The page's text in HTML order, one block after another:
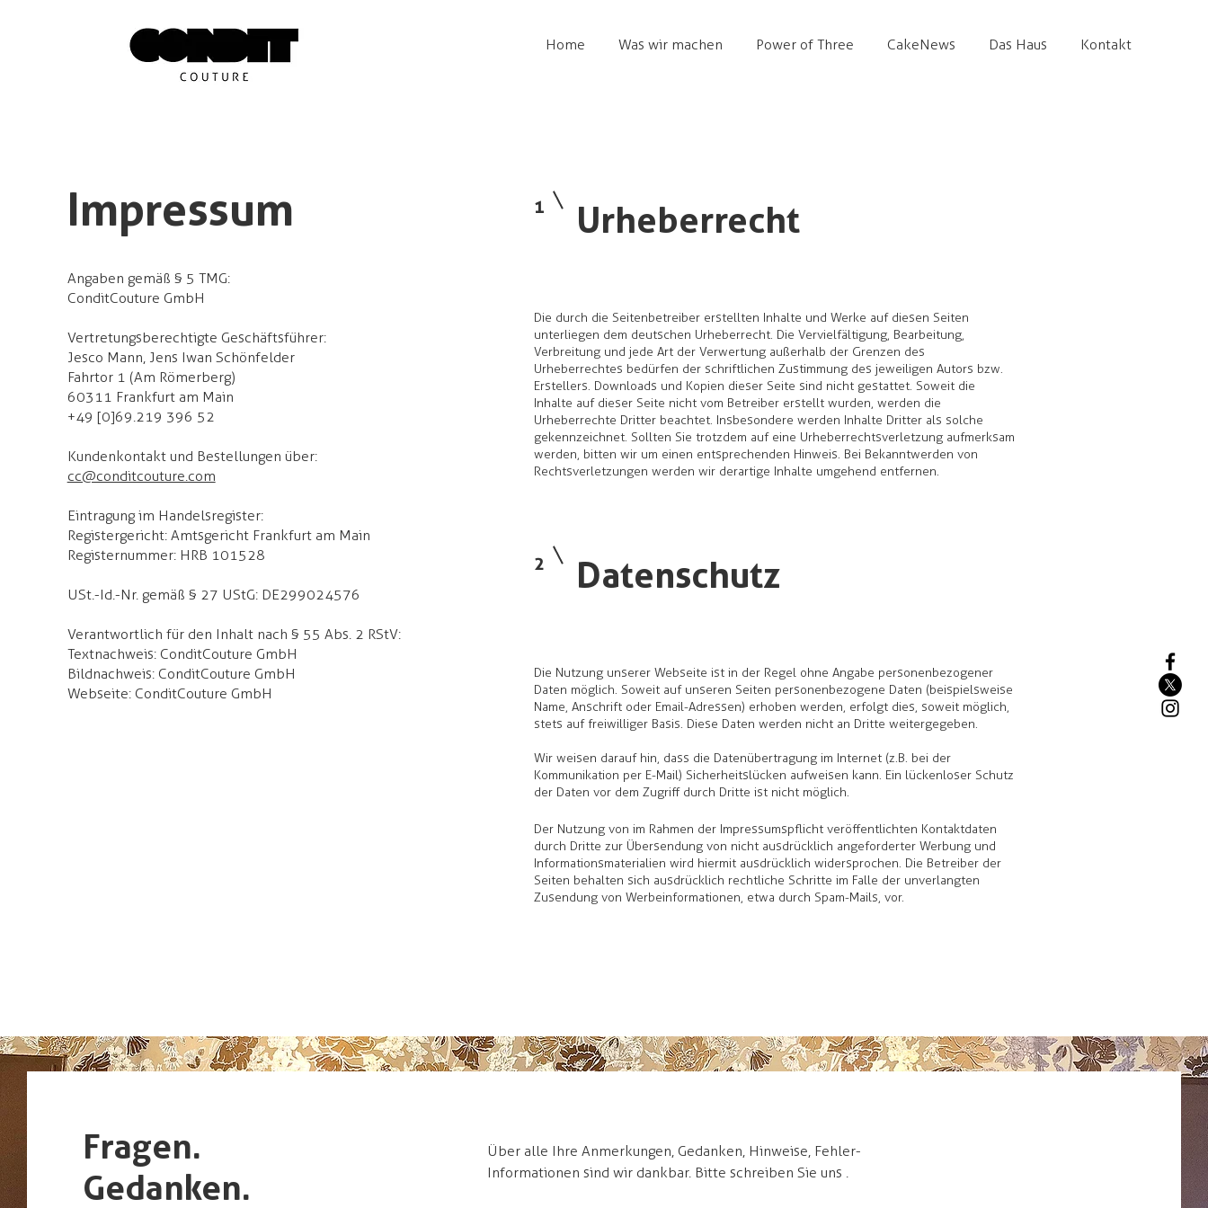
Home Was wir machen Power of Three CakeNews Das Haus Kontakt
Impressum
Angaben gemäß § 5 TMG:
ConditCouture GmbH
Vertretungsberechtigte Geschäftsführer:
Jesco Mann, Jens Iwan Schönfelder
Fahrtor 1 (Am Römerberg)
60311 Frankfurt am Main
+49 [0]69.219 396 52
Kundenkontakt und Bestellungen über:
cc@conditcouture.com
Eintragung im Handelsregister:
Registergericht: Amtsgericht Frankfurt am Main
Registernummer: HRB 101528
USt.-Id.-Nr. gemäß § 27 UStG: DE299024576
Verantwortlich für den Inhalt nach § 55 Abs. 2 RStV:
Textnachweis: ConditCouture GmbH
Bildnachweis: ConditCouture GmbH
Webseite: ConditCouture GmbH
1 Urheberrecht
Die durch die Seitenbetreiber erstellten Inhalte und Werke auf diesen Seiten
unterliegen dem deutschen Urheberrecht. Die Vervielfältigung, Bearbeitung,
Verbreitung und jede Art der Verwertung außerhalb der Grenzen des
Urheberrechtes bedürfen der schriftlichen Zustimmung des jeweiligen Autors bzw.
Erstellers. Downloads und Kopien dieser Seite sind nicht gestattet. Soweit die
Inhalte auf dieser Seite nicht vom Betreiber erstellt wurden, werden die
Urheberrechte Dritter beachtet. Insbesondere werden Inhalte Dritter als solche
gekennzeichnet. Sollten Sie trotzdem auf eine Urheberrechtsverletzung aufmerksam
werden, bitten wir um einen entsprechenden Hinweis. Bei Bekanntwerden von
Rechtsverletzungen werden wir derartige Inhalte umgehend entfernen.
2 Datenschutz
Die Nutzung unserer Webseite ist in der Regel ohne Angabe personenbezogener
Daten möglich. Soweit auf unseren Seiten personenbezogene Daten (beispielsweise
Name, Anschrift oder Email-Adressen) erhoben werden, erfolgt dies, soweit möglich,
stets auf freiwilliger Basis. Diese Daten werden nicht an Dritte weitergegeben.
Wir weisen darauf hin, dass die Datenübertragung im Internet (z.B. bei der
Kommunikation per E-Mail) Sicherheitslücken aufweisen kann. Ein lückenloser Schutz
der Daten vor dem Zugriff durch Dritte ist nicht möglich.
Der Nutzung von im Rahmen der Impressumspflicht veröffentlichten Kontaktdaten
durch Dritte zur Übersendung von nicht ausdrücklich angeforderter Werbung und
Informationsmaterialien wird hiermit ausdrücklich widersprochen. Die Betreiber der
Seiten behalten sich ausdrücklich rechtliche Schritte im Falle der unverlangten
Zusendung von Werbeinformationen, etwa durch Spam-Mails, vor.
Fragen.
Gedanken.
Über alle Ihre Anmerkungen, Gedanken, Hinweise, Fehler-
Informationen sind wir dankbar. Bitte schreiben Sie uns .